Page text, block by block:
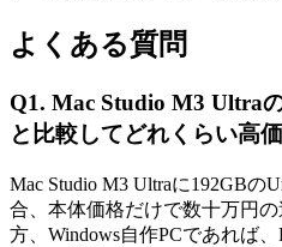
よくある質問
Q1. Mac Studio M3 Ultra
と比較してどれくらい高
Mac Studio M3 Ultraに192GBの
合、本体価格だけで数十万円
方、Windows自作PCであれば